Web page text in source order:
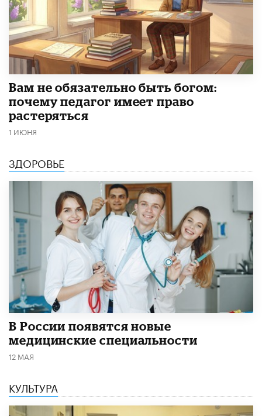
​Вам не обязательно быть богом:
почему педагог имеет право
растеряться
1 ИЮНЯ
ЗДОРОВЬЕ
В России появятся новые
медицинские специальности
12 МАЯ
КУЛЬТУРА